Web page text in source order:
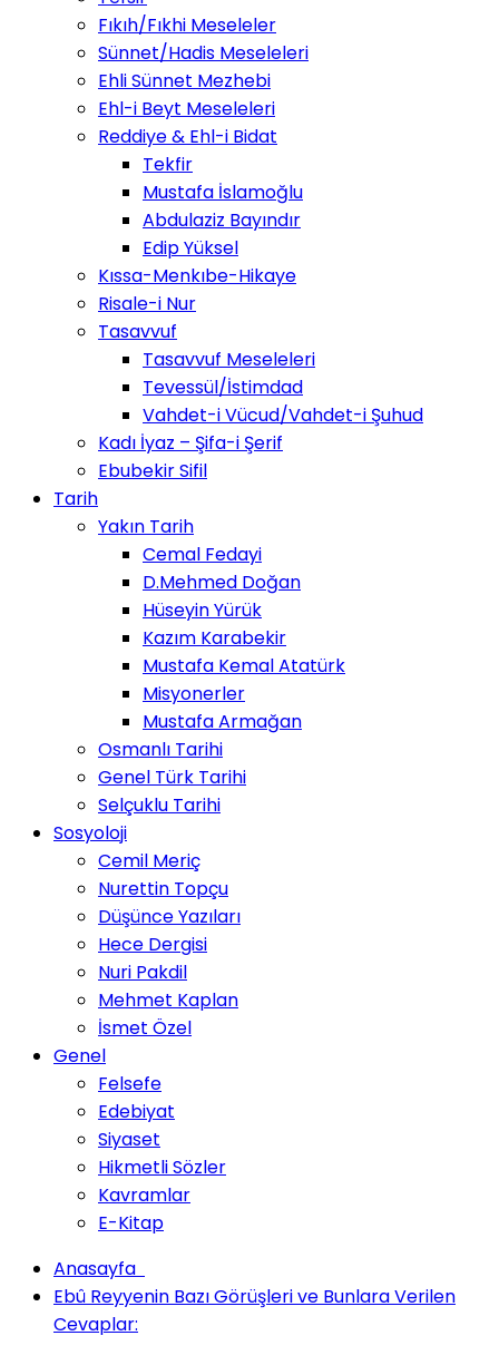
Fıkıh/Fıkhi Meseleler
Sünnet/Hadis Meseleleri
Ehli Sünnet Mezhebi
Ehl-i Beyt Meseleleri
Reddiye & Ehl-i Bidat
Tekfir
Mustafa İslamoğlu
Abdulaziz Bayındır
Edip Yüksel
Kıssa-Menkıbe-Hikaye
Risale-i Nur
Tasavvuf
Tasavvuf Meseleleri
Tevessül/İstimdad
Vahdet-i Vücud/Vahdet-i Şuhud
Kadı İyaz – Şifa-i Şerif
Ebubekir Sifil
Tarih
Yakın Tarih
Cemal Fedayi
D.Mehmed Doğan
Hüseyin Yürük
Kazım Karabekir
Mustafa Kemal Atatürk
Misyonerler
Mustafa Armağan
Osmanlı Tarihi
Genel Türk Tarihi
Selçuklu Tarihi
Sosyoloji
Cemil Meriç
Nurettin Topçu
Düşünce Yazıları
Hece Dergisi
Nuri Pakdil
Mehmet Kaplan
İsmet Özel
Genel
Felsefe
Edebiyat
Siyaset
Hikmetli Sözler
Kavramlar
E-Kitap
Anasayfa
Ebû Reyyenin Bazı Görüşleri ve Bunlara Verilen
Cevaplar: